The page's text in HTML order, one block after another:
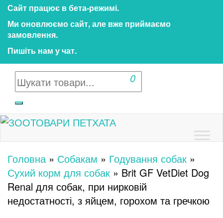
Перейти
до
контенту
Сайт працює в бета‑режимі.
Ми оновлюємо сайт, але вже приймаємо
замовлення.
Пишіть нам у чат.
0
Зоомагазин для собак та котів | Корм, іграшки,
по Україні
Головна » Собакам » Годування собак »
Сухий корм для собак » Brit GF VetDiet Dog
Renal для собак, при нирковій
недостатності, з яйцем, горохом та гречкою